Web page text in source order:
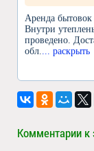
Аренда
Внутри
проведено.
обл.... раскрыть
Комментарии к